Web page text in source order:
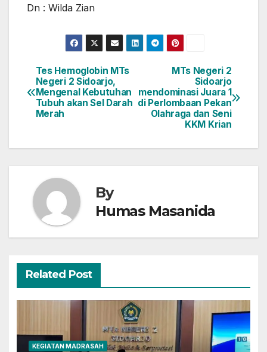
Dn : Wilda Zian
Navigasi
pos
MTs Negeri 2
Sidoarjo
mendominasi Juara 1
di Perlombaan Pekan
Olahraga dan Seni
KKM Krian
Tes Hemoglobin MTs
Negeri 2 Sidoarjo,
Mengenal Kebutuhan
Tubuh akan Sel Darah
Merah
By
Humas Masanida
Related Post
KEGIATAN MADRASAH